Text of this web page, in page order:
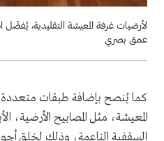
لأرضيات غرفة المعيشة التقليدية،
عمق بصري
كما يُنصح بإضافة طبقات
المعيشة، مثل المصابيح الأرضية،
السقفية الناعمة، وذلك لخلق